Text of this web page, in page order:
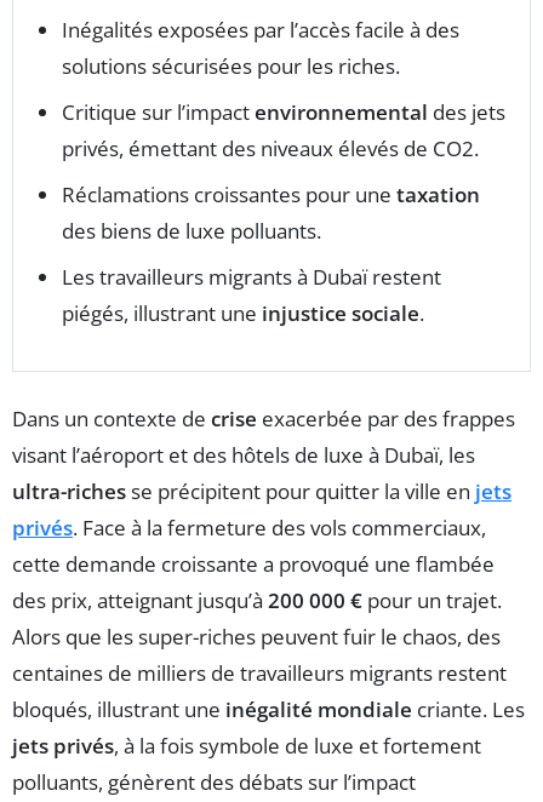
Inégalités exposées par l’accès facile à des
solutions sécurisées pour les riches.
Critique sur l’impactenvironnemental des jets
privés, émettant des niveaux élevés de CO2.
Réclamations croissantes pour une taxation
des biens de luxe polluants.
Les travailleurs migrants à Dubaï restent
piégés, illustrant une injustice sociale.
Dans un contexte de crise exacerbée par des frappes
visant l’aéroport et des hôtels de luxe à Dubaï, les
ultra-richesse précipitent pour quitter la ville en jets
privés. Face à la fermeture des vols commerciaux,
cette demande croissante a provoqué une flambée
des prix, atteignant jusqu’à 200 000 € pour un trajet.
Alors que les super-riches peuvent fuir le chaos, des
centaines de milliers de travailleurs migrants restent
bloqués, illustrant une inégalité mondiale criante. Les
jets privés, à la fois symbole de luxe et fortement
polluants, génèrent des débats sur l’impact